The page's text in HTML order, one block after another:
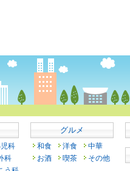
科
科
グルメ
和食 洋食
中華
お酒
喫茶 その他